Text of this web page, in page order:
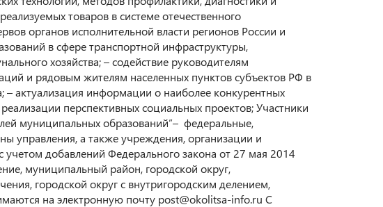
товаров в системе отечественного
органов исполнительной власти регионов России и
в сфере транспортной инфраструктуры,
хозяйства; – содействие руководителям
и рядовым жителям населенных пунктов субъектов РФ в
актуализация информации о наиболее конкурентных
перспективных социальных проектов; Участники
муниципальных образований”– федеральные,
управления, а также учреждения, организации и
добавлений Федерального закона от 27 мая 2014
муниципальный район, городской округ,
городской округ с внутригородским делением,
на электронную почту post@okolitsa-info.ru С